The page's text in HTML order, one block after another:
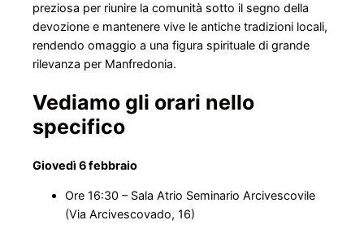
preziosa per riunire la comunità sotto il segno della
devozione e mantenere vive le antiche tradizioni locali,
rendendo omaggio a una figura spirituale di grande
rilevanza per Manfredonia.
Vediamo gli orari nello
specifico
Giovedì 6 febbraio
Ore 16:30 – Sala Atrio Seminario Arcivescovile
(Via Arcivescovado, 16)